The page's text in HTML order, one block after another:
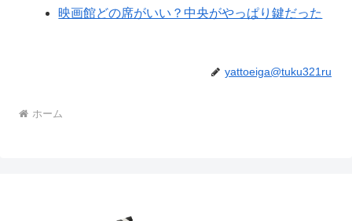
映画館どの席がいい？中央がやっぱり鍵だった
yattoeiga@tuku321ru
ホーム